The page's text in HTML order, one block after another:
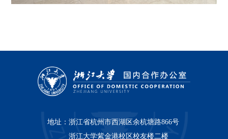
地址： 浙江省杭州市西湖区余杭塘路866号
浙江大学紫金港校区校友楼二楼